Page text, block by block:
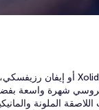
شهرة واسعة بفضل
الملونة